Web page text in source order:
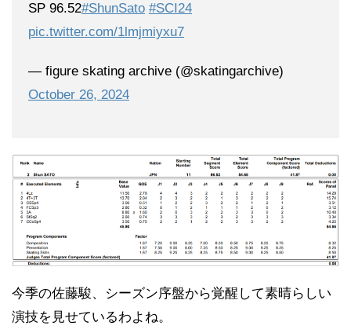
SP 96.52#ShunSato #SCI24
pic.twitter.com/1lmjmiyxu7
— figure skating archive (@skatingarchive)
October 26, 2024
今季の佐藤駿、シーズン序盤から覚醒して素晴らしい
演技を見せているわよね。